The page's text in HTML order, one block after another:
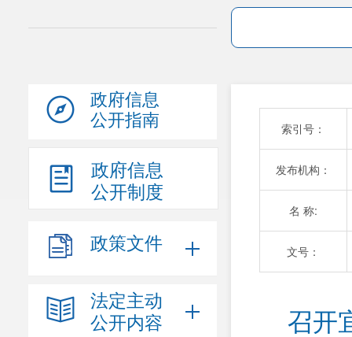
政府信息
公开指南
政府信息
公开制度
政策文件
法定主动
公开内容
索引号：
发布机构：
名 称:
文号：
召开